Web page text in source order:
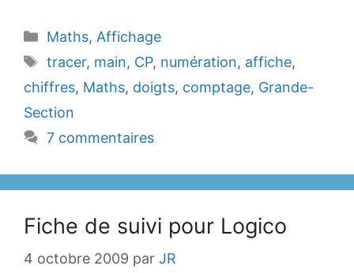
Catégories
Maths, Affichage
Étiquettes
tracer, main, CP, numération, affiche,
chiffres, Maths, doigts, comptage, Grande-
Section
7 commentaires
Fiche de suivi pour Logico
4 octobre 2009 par JR